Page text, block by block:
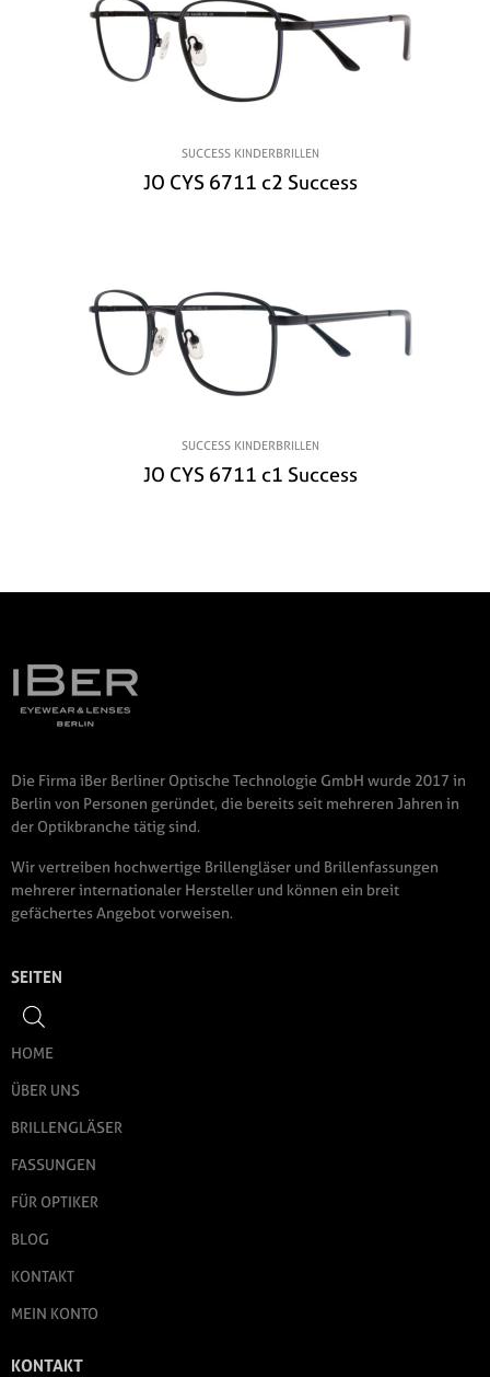
SUCCESS KINDERBRILLEN
JO CYS 6711 c2 Success
SUCCESS KINDERBRILLEN
JO CYS 6711 c1 Success
Die Firma iBer Berliner Optische Technologie GmbH wurde 2017 in
Berlin von Personen geründet, die bereits seit mehreren Jahren in
der Optikbranche tätig sind.
Wir vertreiben hochwertige Brillengläser und Brillenfassungen
mehrerer internationaler Hersteller und können ein breit
gefächertes Angebot vorweisen.
SEITEN
HOME
ÜBER UNS
BRILLENGLÄSER
FASSUNGEN
FÜR OPTIKER
BLOG
KONTAKT
MEIN KONTO
KONTAKT